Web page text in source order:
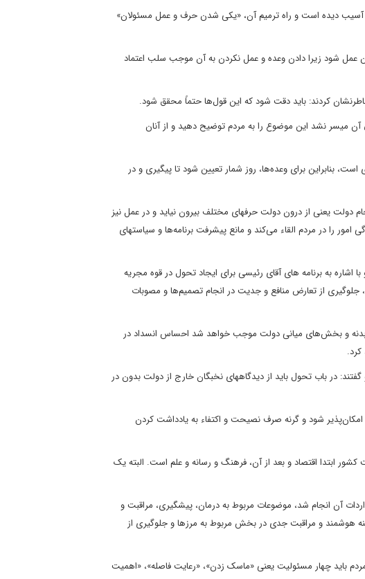
آسیب دیده است و راه ترمیم آن، «یکی شدن حرف و عمل مسئولان»
عمل شود زیرا دادن وعده و عمل نکردن به آن موجب سلب اعتماد
کردند: باید دقت شود که این قول‌ها حتماً محقق شود.
آن میسر نشد این موضوع را به مردم توضیح دهید و از آنان
بنابراین برای وعده‌ها، روز شمار تعیین شود تا پیگیری و در
دولت یعنی از درون دولت حرفهای مختلف بیرون نیاید و در عمل نیز
امور را در مردم القاء می‌کند و مانع پیشرفت برنامه‌ها و سیاستهای
به برنامه های آقای رئیسی برای ایجاد تحول در قوه مجریه
از تعارض منافع و جدیت در انجام تصمیم‌ها و مصوبات
بدنه و بخش‌های میانی دولت موجب خواهد شد احساس انسداد در
در باب تحول باید از دیدگاههای نخبگان خارج از دولت بدون در
امکان‌پذیر شود و گرنه صرف نصیحت و اکتفاء به یادداشت کردن
ابتدا اقتصاد و بعد از آن، فرهنگ و رسانه و علم است. البته یک
آن انجام شد، موضوعات مربوط به درمان، پیشگیری، مراقبت و
هوشمند و مراقبت جدی در بخش مربوط به مرزها و جلوگیری از
مردم باید چهار مسئولیت یعنی «ماسک زدن»، «رعایت فاصله»، «اهمیت